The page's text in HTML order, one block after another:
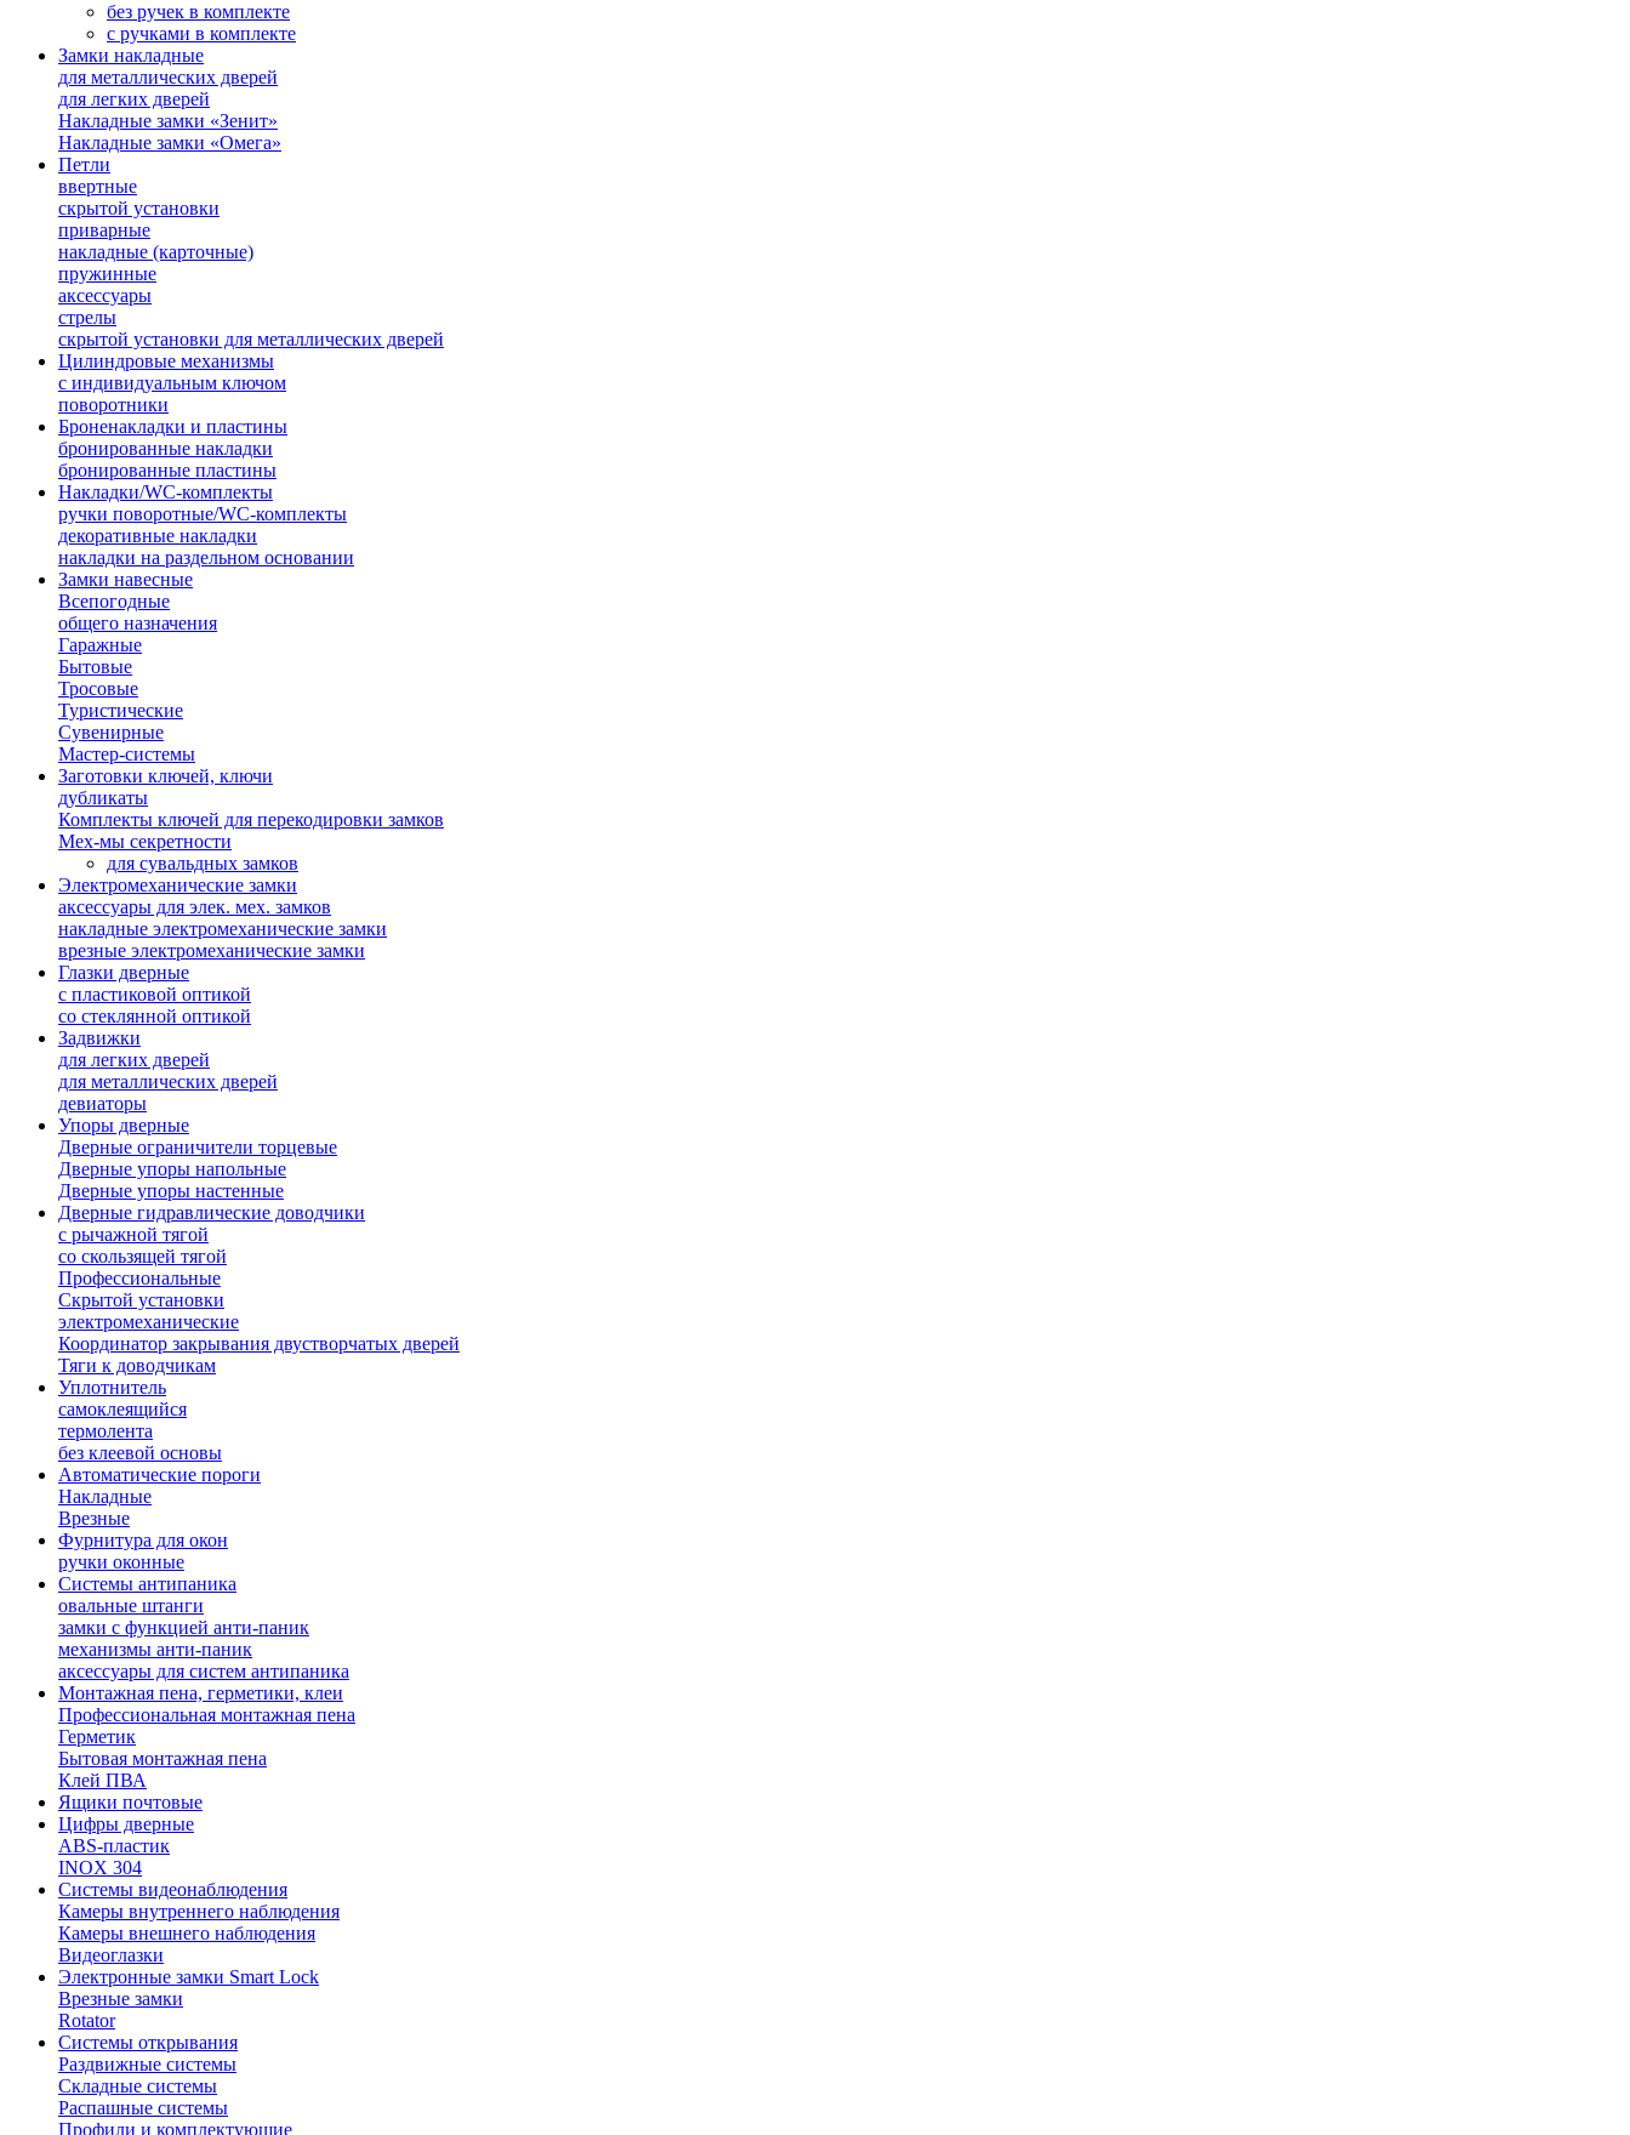
без ручек в комплекте
с ручками в комплекте
Замки накладные
для металлических дверей
для легких дверей
Накладные замки «Зенит»
Накладные замки «Омега»
Петли
ввертные
скрытой установки
приварные
накладные (карточные)
пружинные
аксессуары
стрелы
скрытой установки для металлических дверей
Цилиндровые механизмы
с индивидуальным ключом
поворотники
Броненакладки и пластины
бронированные накладки
бронированные пластины
Накладки/WC-комплекты
ручки поворотные/WC-комплекты
декоративные накладки
накладки на раздельном основании
Замки навесные
Всепогодные
общего назначения
Гаражные
Бытовые
Тросовые
Туристические
Сувенирные
Мастер-системы
Заготовки ключей, ключи
дубликаты
Комплекты ключей для перекодировки замков
Мех-мы секретности
для сувальдных замков
Электромеханические замки
аксессуары для элек. мех. замков
накладные электромеханические замки
врезные электромеханические замки
Глазки дверные
с пластиковой оптикой
со стеклянной оптикой
Задвижки
для легких дверей
для металлических дверей
девиаторы
Упоры дверные
Дверные ограничители торцевые
Дверные упоры напольные
Дверные упоры настенные
Дверные гидравлические доводчики
с рычажной тягой
со скользящей тягой
Профессиональные
Скрытой установки
электромеханические
Координатор закрывания двустворчатых дверей
Тяги к доводчикам
Уплотнитель
самоклеящийся
термолента
без клеевой основы
Автоматические пороги
Накладные
Врезные
Фурнитура для окон
ручки оконные
Системы антипаника
овальные штанги
замки с функцией анти-паник
механизмы анти-паник
аксессуары для систем антипаника
Монтажная пена, герметики, клеи
Профессиональная монтажная пена
Герметик
Бытовая монтажная пена
Клей ПВА
Ящики почтовые
Цифры дверные
ABS-пластик
INOX 304
Системы видеонаблюдения
Камеры внутреннего наблюдения
Камеры внешнего наблюдения
Видеоглазки
Электронные замки Smart Lock
Врезные замки
Rotator
Системы открывания
Раздвижные системы
Складные системы
Распашные системы
Профили и комплектующие